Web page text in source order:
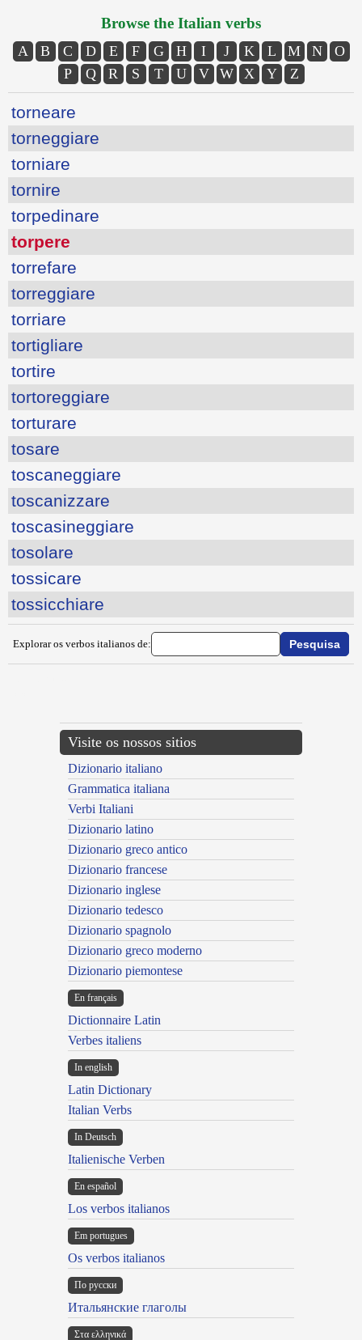
Browse the Italian verbs
A B C D E F G H I J K L M N
O
P
Q R S T U V W X Y Z
torneare
torneggiare
torniare
tornire
torpedinare
torpere
torrefare
torreggiare
torriare
tortigliare
tortire
tortoreggiare
torturare
tosare
toscaneggiare
toscanizzare
toscasineggiare
tosolare
tossicare
tossicchiare
Explorar os verbos italianos de:
Visite os nossos sitios
Dizionario italiano
Grammatica italiana
Verbi Italiani
Dizionario latino
Dizionario greco antico
Dizionario francese
Dizionario inglese
Dizionario tedesco
Dizionario spagnolo
Dizionario greco moderno
Dizionario piemontese
En français
Dictionnaire Latin
Verbes italiens
In english
Latin Dictionary
Italian Verbs
In Deutsch
Italienische Verben
En español
Los verbos italianos
Em portugues
Os verbos italianos
По русски
Итальянские глаголы
Στα ελληνικά